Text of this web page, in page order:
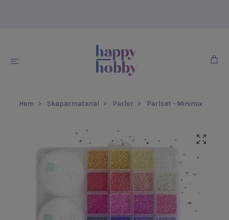
Hem Skaparmaterial Pärlor Pärlset - Minimix